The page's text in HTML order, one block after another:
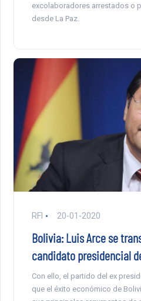
excolaboradores arrestados o
desde La Paz.
RFI 20-01-2020
Bolivia: Luis Arce se
candidato presidencial
Con ello, el partido del ex
que el éxito económico de